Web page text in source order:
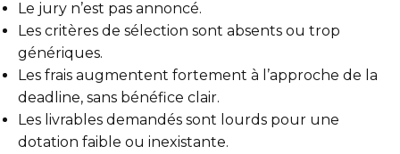
Le jury n’est pas annoncé.
Les critères de sélection sont absents ou trop
génériques.
Les frais augmentent fortement à l’approche de la
deadline, sans bénéfice clair.
Les livrables demandés sont lourds pour une
dotation faible ou inexistante.